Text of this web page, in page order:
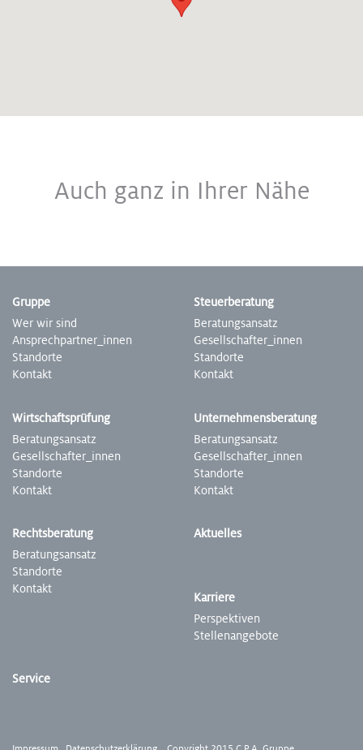
Auch ganz in Ihrer Nähe
Gruppe
Wer wir sind
Ansprech­partner­_innen
Standorte
Kontakt
Steuer­beratung
Beratungs­ansatz
Gesell­schafter­_innen
Stand­orte
Kontakt
Wirtschafts­prüfung
Beratungs­ansatz
Gesell­schafter­_innen
Stand­­­­­­orte
Kontakt
Unter­nehmens­beratung
­­­­Beratungs­ansatz
Gesell­schafter­_innen
Stand­orte
Kontakt
Rechts­beratung
Beratungs­ansatz
Stand­orte
Kontakt
Aktuelles
Karriere
Perspek­tiven
Stellen­angebote
Service